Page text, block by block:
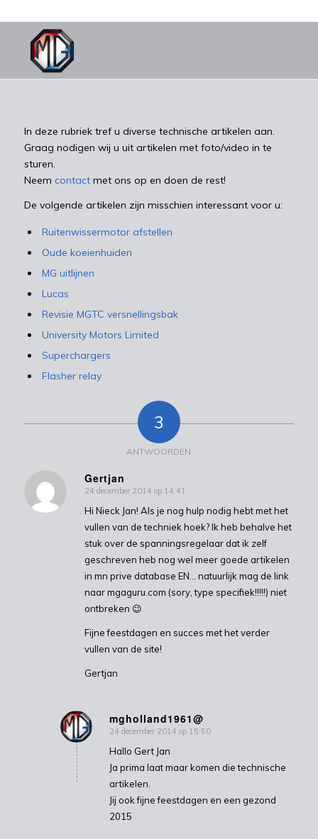
In deze rubriek tref u diverse technische artikelen aan.
Graag nodigen wij u uit artikelen met foto/video in te
sturen.
Neem contactmet ons op en doen de rest!
De volgende artikelen zijn misschien interessant voor u:
Ruitenwissermotor afstellen
Oude koeienhuiden
MG uitlijnen
Lucas
Revisie MGTC versnellingsbak
University Motors Limited
Superchargers
Flasher relay
3
ANTWOORDEN
Gertjan
zegt:
24 december 2014 op 14:41
Hi Nieck Jan! Als je nog hulp nodig hebt met het
vullen van de techniek hoek? Ik heb behalve het
stuk over de spanningsregelaar dat ik zelf
geschreven heb nog wel meer goede artikelen
in mn prive database EN… natuurlijk mag de link
naar mgaguru.com (sory, type specifiek!!!!!) niet
ontbreken 😉
Fijne feestdagen en succes met het verder
vullen van de site!
Gertjan
mgholland1961@
zegt:
24 december 2014 op 15:50
Hallo Gert Jan
Ja prima laat maar komen die technische
artikelen.
Jij ook fijne feestdagen en een gezond
2015